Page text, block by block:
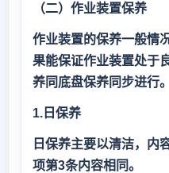
（二）作业装置保养
作业装置的保养一般情
果能保证作业装置处于
养同底盘保养同步进行。
1.日保养
日保养主要以清洁，内
项第3条内容相同。